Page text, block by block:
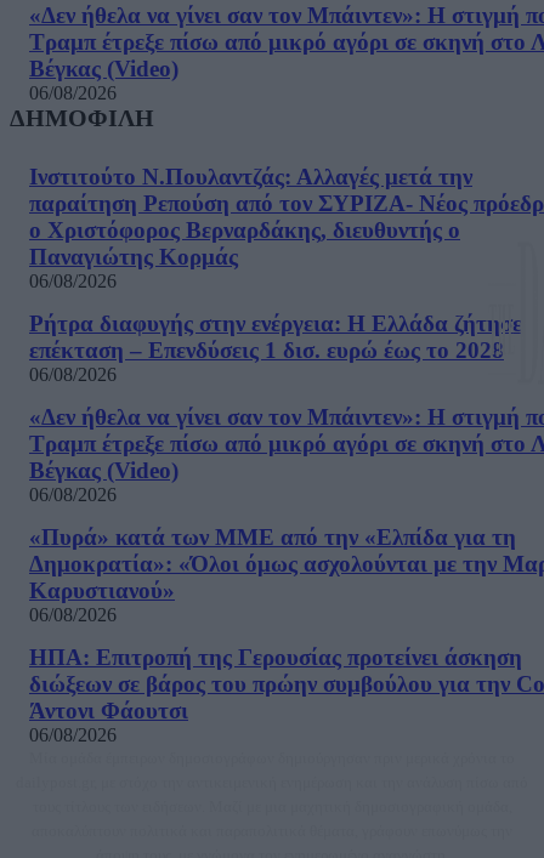
«Δεν ήθελα να γίνει σαν τον Μπάιντεν»: Η στιγμή
Τραμπ έτρεξε πίσω από μικρό αγόρι σε σκηνή στο
Βέγκας (Video)
06/08/2026
ΔΗΜΟΦΙΛΗ
Ινστιτούτο Ν.Πουλαντζάς: Αλλαγές μετά την
παραίτηση Ρεπούση από τον ΣΥΡΙΖΑ- Νέος
ο Χριστόφορος Βερναρδάκης, διευθυντής ο
Παναγιώτης Κορμάς
06/08/2026
Ρήτρα διαφυγής στην ενέργεια: Η Ελλάδα ζήτησε
επέκταση – Επενδύσεις 1 δισ. ευρώ έως το 2028
06/08/2026
«Δεν ήθελα να γίνει σαν τον Μπάιντεν»: Η στιγμή
Τραμπ έτρεξε πίσω από μικρό αγόρι σε σκηνή στο
Βέγκας (Video)
06/08/2026
«Πυρά» κατά των ΜΜΕ από την «Ελπίδα για τη
Δημοκρατία»: «Όλοι όμως ασχολούνται με την
Καρυστιανού»
06/08/2026
ΗΠΑ: Επιτροπή της Γερουσίας προτείνει άσκηση
διώξεων σε βάρος του πρώην συμβούλου για την
Άντονι Φάουτσι
06/08/2026